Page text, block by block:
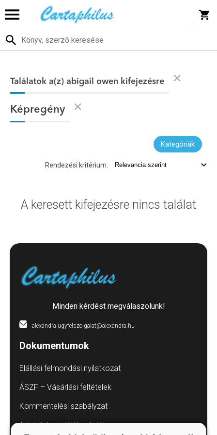
Találatok a(z) abigail owen kifejezésre
Képregény
Kategóriák
Rendezési kritérium:
A keresett kifejezésre nincs találat
Minden kérdést megválaszolunk!
alexandra.ugyfelszolgalat@alexandra.hu
Dokumentumok
Elállási felmondási nyilatkozat
ÁSZF – Vásárlási feltételek
Kommentelési szabályzat
Adatvédelmi tájékoztatók